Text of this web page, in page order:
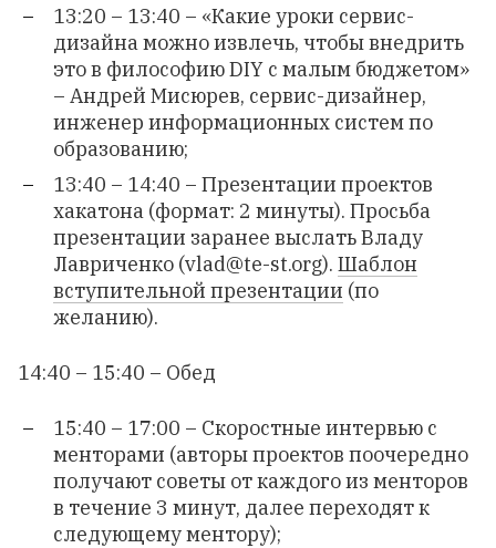
13:20 – 13:40 – «Какие уроки сервис-
дизайна можно извлечь, чтобы внедрить
это в философию DIY с малым бюджетом»
– Андрей Мисюрев, сервис-дизайнер,
инженер информационных систем по
образованию;
13:40 – 14:40 – Презентации проектов
хакатона (формат: 2 минуты). Просьба
презентации заранее выслать Владу
Лавриченко (vlad@te-st.org). Шаблон
вступительной презентации (по
желанию).
14:40 – 15:40 – Обед
15:40 – 17:00 – Скоростные интервью с
менторами (авторы проектов поочередно
получают советы от каждого из менторов
в течение 3 минут, далее переходят к
следующему ментору);